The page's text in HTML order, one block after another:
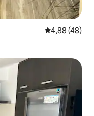
4,88 de uma
4,88 (48)